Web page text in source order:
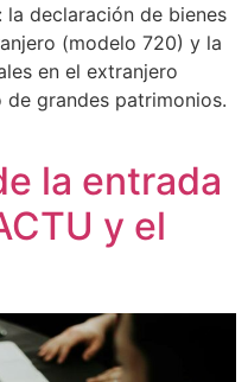
declaración de bienes
(modelo 720) y la
en el extranjero
grandes patrimonios.
la entrada
y el